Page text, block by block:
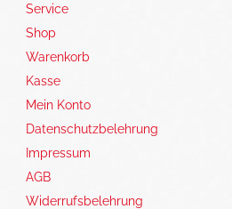
Service
Shop
Warenkorb
Kasse
Mein Konto
Datenschutzbelehrung
Impressum
AGB
Widerrufsbelehrung